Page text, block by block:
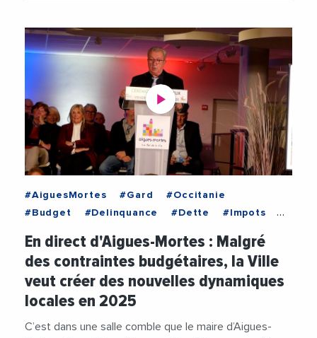
#AiguesMortes #Gard
#Occitanie
#Budget
#Delinquance #Dette
#Impots
#Restauration
#Tourisme
#Videos
#VilleDAiguesMortes
#Voeux #Voeux2025
En direct d'Aigues-Mortes : Malgré
des contraintes budgétaires, la Ville
veut créer des nouvelles dynamiques
locales en 2025
C’est dans une salle comble que le maire d’Aigues-